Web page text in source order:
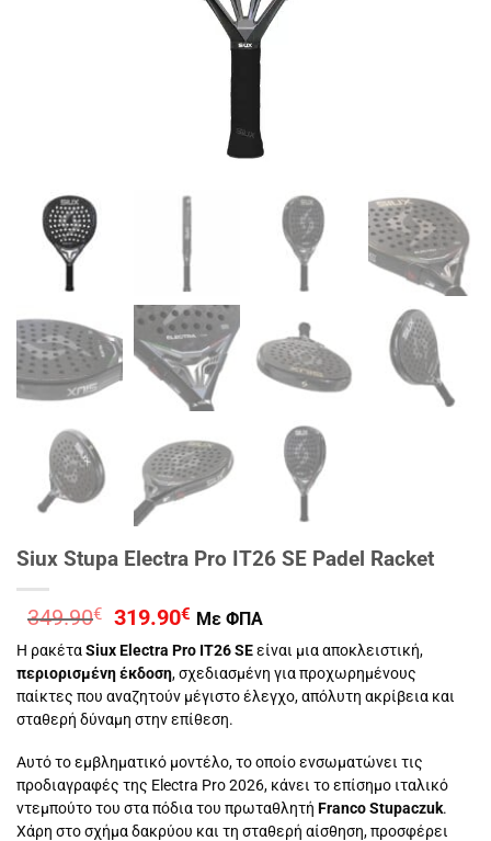
Siux Stupa Electra Pro IT26 SE Padel Racket
349.90€
Original
price
was:
349.90€.
319.90€ Η
τρέχουσα
τιμή
είναι:
319.90€.
Με ΦΠΑ
Η ρακέταSiux Electra Pro IT26 SEείναι μια αποκλειστική,
περιορισμένη έκδοση, σχεδιασμένη για προχωρημένους
παίκτες που αναζητούν μέγιστο έλεγχο, απόλυτη ακρίβεια και
σταθερή δύναμη στην επίθεση.
Αυτό το εμβληματικό μοντέλο, το οποίο ενσωματώνει τις
προδιαγραφές της Electra Pro 2026, κάνει το επίσημο ιταλικό
ντεμπούτο του στα πόδια του πρωταθλητή Franco Stupaczuk.
Χάρη στο σχήμα δακρύου και τη σταθερή αίσθηση, προσφέρει